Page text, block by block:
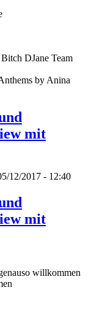
DJane Team
by Anina
mit
12/2017 - 12:40
mit
willkommen